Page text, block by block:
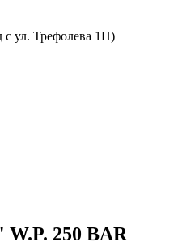
с ул. Трефолева 1П)
250 BAR